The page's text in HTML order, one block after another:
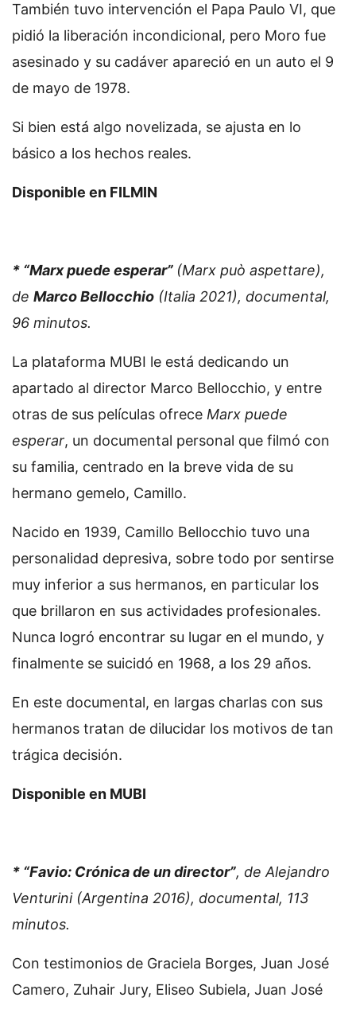
También tuvo intervención el Papa Paulo VI, que
pidió la liberación incondicional, pero Moro fue
asesinado y su cadáver apareció en un auto el 9
de mayo de 1978.
Si bien está algo novelizada, se ajusta en lo
básico a los hechos reales.
Disponible en FILMIN
* “Marx puede esperar” (Marx può aspettare),
de Marco Bellocchio (Italia 2021), documental,
96 minutos.
La plataforma MUBI le está dedicando un
apartado al director Marco Bellocchio, y entre
otras de sus películas ofrece Marx puede
esperar, un documental personal que filmó con
su familia, centrado en la breve vida de su
hermano gemelo, Camillo.
Nacido en 1939, Camillo Bellocchio tuvo una
personalidad depresiva, sobre todo por sentirse
muy inferior a sus hermanos, en particular los
que brillaron en sus actividades profesionales.
Nunca logró encontrar su lugar en el mundo, y
finalmente se suicidó en 1968, a los 29 años.
En este documental, en largas charlas con sus
hermanos tratan de dilucidar los motivos de tan
trágica decisión.
Disponible en MUBI
* “Favio: Crónica de un director”, de Alejandro
Venturini (Argentina 2016), documental, 113
minutos.
Con testimonios de Graciela Borges, Juan José
Camero, Zuhair Jury, Eliseo Subiela, Juan José